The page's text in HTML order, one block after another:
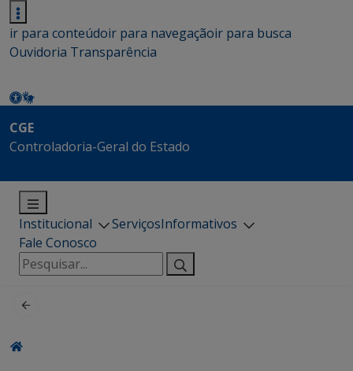
ir para conteúdoir para navegaçãoir para busca
Ouvidoria Transparência
CGE
Controladoria-Geral do Estado
Institucional ServiçosInformativos
Fale Conosco
Pesquisar
por: